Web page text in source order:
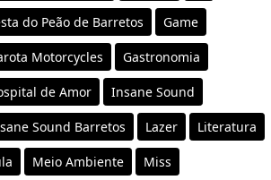
do Peão de Barretos Game
Motorcycles Gastronomia
de Amor Insane Sound
Sound Barretos Lazer Literatura
Meio Ambiente Miss